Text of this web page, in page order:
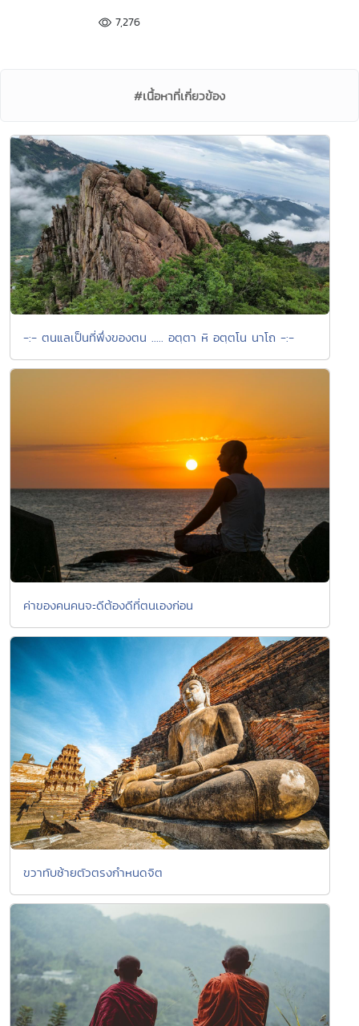
7,276
#เนื้อหาที่เกี่ยวข้อง
-:- ตนแลเป็นที่พึ่งของตน ..... อตฺตา หิ อตฺตโน นาโถ -:-
ค่าของคนคนจะดีต้องดีที่ตนเองก่อน
ขวาทับซ้ายตัวตรงกำหนดจิต